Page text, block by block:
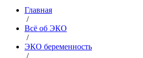
Главная
/
Всё об ЭКО
/
ЭКО беременность
/